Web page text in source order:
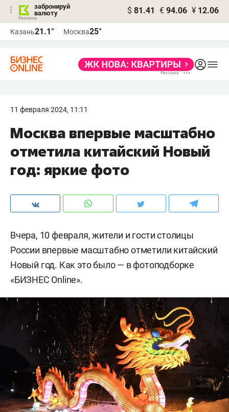
забронируй
валюту
$ 81.41 € 94.06 ¥ 12.06
Казань21.1° Москва25°
11 февраля 2024, 11:11
Москва впервые масштабно
отметила китайский Новый
год: яркие фото
Вчера, 10 февраля, жители и гости столицы
России впервые масштабно отметили китайский
Новый год. Как это было — в фотоподборке
«БИЗНЕС Online».